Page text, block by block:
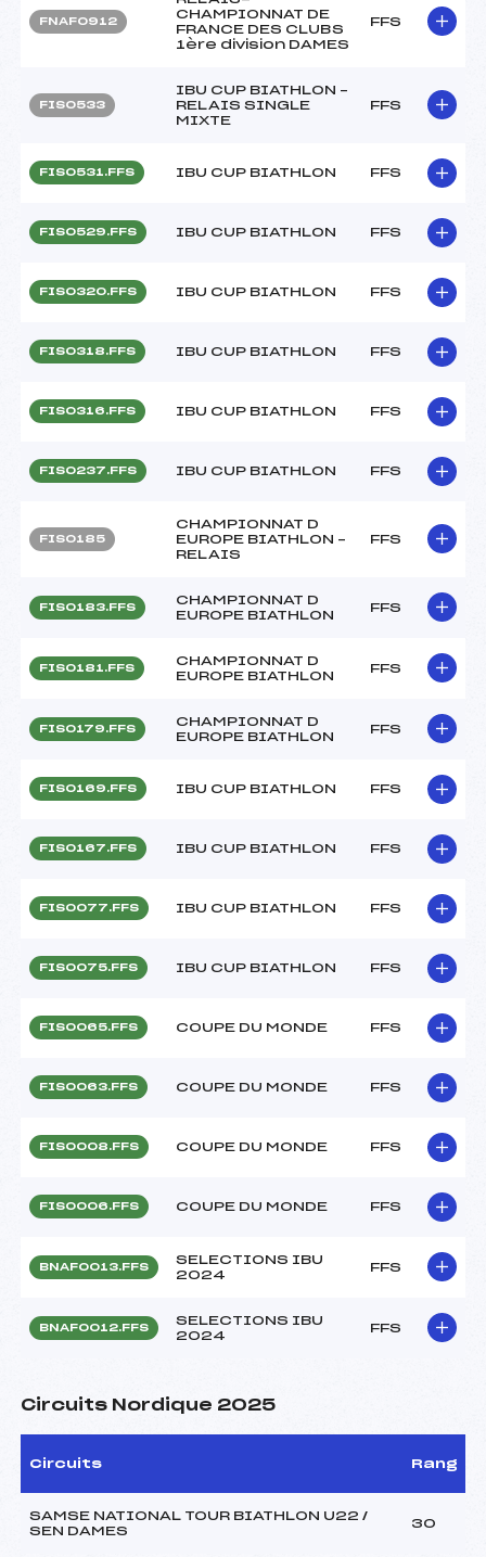
FNAF0912
CHAMPIONNAT DE
FRANCE DES CLUBS
1ère division DAMES
FFS
FIS0533
IBU CUP BIATHLON –
RELAIS SINGLE
MIXTE
FFS
FIS0531.FFS IBU CUP BIATHLON FFS
FIS0529.FFS IBU CUP BIATHLON FFS
FIS0320.FFS IBU CUP BIATHLON FFS
FIS0318.FFS IBU CUP BIATHLON FFS
FIS0316.FFS IBU CUP BIATHLON FFS
FIS0237.FFS IBU CUP BIATHLON FFS
FIS0185
CHAMPIONNAT D
EUROPE BIATHLON –
RELAIS
FFS
FIS0183.FFS
CHAMPIONNAT D
EUROPE BIATHLON
FFS
FIS0181.FFS
CHAMPIONNAT D
EUROPE BIATHLON
FFS
FIS0179.FFS
CHAMPIONNAT D
EUROPE BIATHLON
FFS
FIS0169.FFS IBU CUP BIATHLON FFS
FIS0167.FFS IBU CUP BIATHLON FFS
FIS0077.FFS IBU CUP BIATHLON FFS
FIS0075.FFS IBU CUP BIATHLON FFS
FIS0065.FFS COUPE DU MONDE FFS
FIS0063.FFS COUPE DU MONDE FFS
FIS0008.FFS COUPE DU MONDE FFS
FIS0006.FFS COUPE DU MONDE FFS
BNAF0013.FFS
SELECTIONS IBU
2024
FFS
BNAF0012.FFS
SELECTIONS IBU
2024
FFS
Circuits Nordique 2025
Circuits Rang
SAMSE NATIONAL TOUR BIATHLON U22 /
SEN DAMES
30